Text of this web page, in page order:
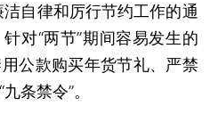
自律和厉行节约工作的通
对“两节”期间容易发生的
公款购买年货节礼、严禁
条禁令”。